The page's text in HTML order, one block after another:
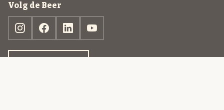
Volg de Beer